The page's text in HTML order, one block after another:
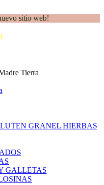
sitio web!
GRANEL HIERBAS
GALLETAS